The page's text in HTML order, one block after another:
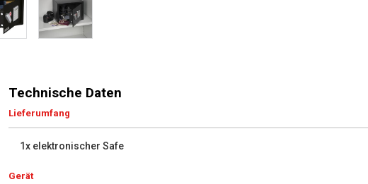
Technische Daten
Lieferumfang
1x elektronischer Safe
Gerät